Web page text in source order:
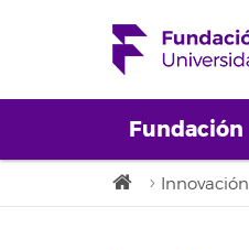
Fundación
Innovación